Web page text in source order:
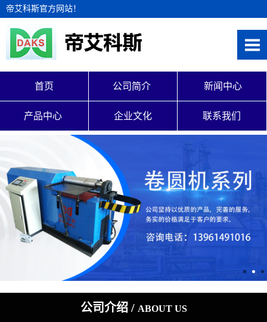
帝艾科斯官方网站！
首页 公司简介 新闻中心
产品中心 企业文化 联系我们
公司介绍 / ABOUT US